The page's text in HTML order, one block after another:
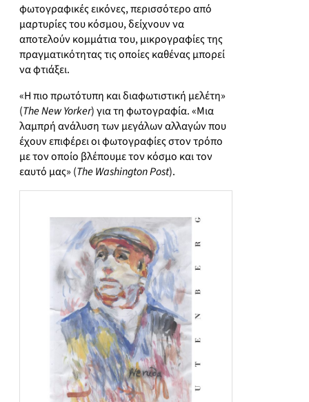
φωτογραφικές εικόνες, περισσότερο από
μαρτυρίες του κόσμου, δείχνουν να
αποτελούν κομμάτια του, μικρογραφίες της
πραγματικότητας τις οποίες καθένας μπορεί
να φτιάξει.
«Η πιο πρωτότυπη και διαφωτιστική μελέτη»
(The New Yorker) για τη φωτογραφία. «Μια
λαμπρή ανάλυση των μεγάλων αλλαγών που
έχουν επιφέρει οι φωτογραφίες στον τρόπο
με τον οποίο βλέπουμε τον κόσμο και τον
εαυτό μας» (The Washington Post).